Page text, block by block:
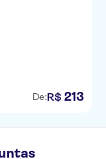
De:R$ 213